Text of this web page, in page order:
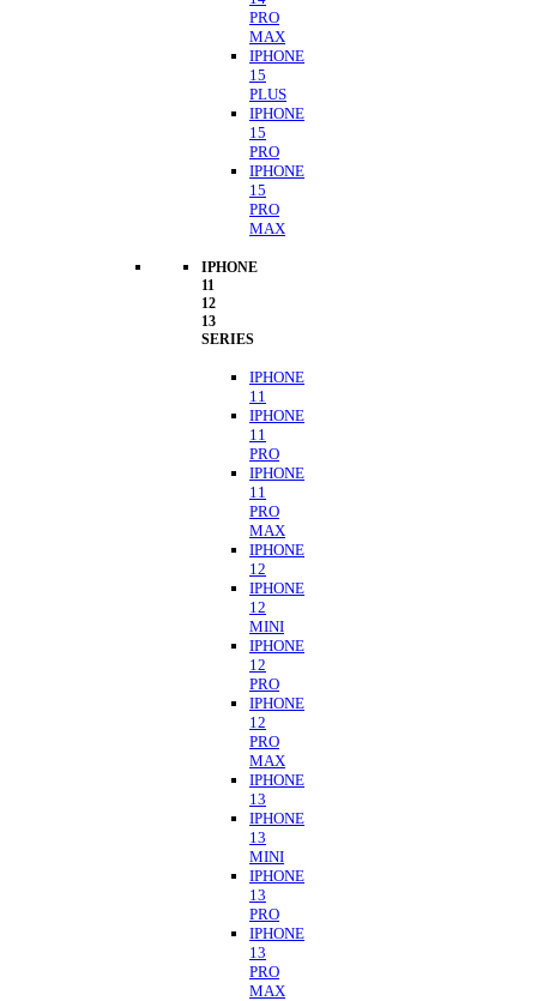
PRO
MAX
IPHONE
15
PLUS
IPHONE
15
PRO
IPHONE
15
PRO
MAX
IPHONE
11
12
13
SERIES
IPHONE
11
IPHONE
11
PRO
IPHONE
11
PRO
MAX
IPHONE
12
IPHONE
12
MINI
IPHONE
12
PRO
IPHONE
12
PRO
MAX
IPHONE
13
IPHONE
13
MINI
IPHONE
13
PRO
IPHONE
13
PRO
MAX